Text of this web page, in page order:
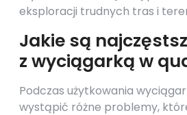
eksploracji trudnych tras i
Jakie są
z wyciągarką w
Podczas użytkowania
wystąpić różne problemy,